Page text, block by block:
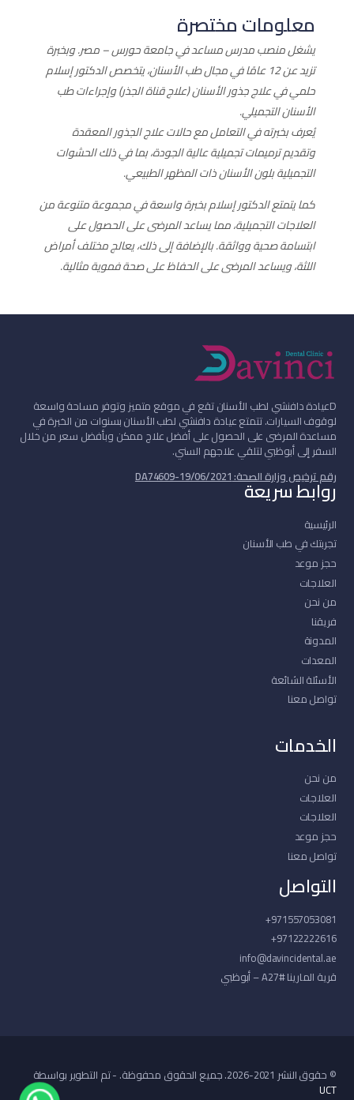
معلومات مختصرة
يشغل منصب مدرس مساعد في جامعة حورس – مصر. وبخبرة
تزيد عن 12 عامًا في مجال طب الأسنان، يتخصص الدكتور إسلام
حلمي في علاج جذور الأسنان (علاج قناة الجذر) وإجراءات طب
الأسنان التجميلي.
يُعرف بخبرته في التعامل مع حالات علاج الجذور المعقدة
وتقديم ترميمات تجميلية عالية الجودة، بما في ذلك الحشوات
التجميلية بلون الأسنان ذات المظهر الطبيعي.
كما يتمتع الدكتور إسلام بخبرة واسعة في مجموعة متنوعة من
العلاجات التجميلية، مما يساعد المرضى على الحصول على
ابتسامة صحية وواثقة. بالإضافة إلى ذلك، يعالج مختلف أمراض
اللثة، ويساعد المرضى على الحفاظ على صحة فموية مثالية.
التواصل
971557053081+
97122222616+
info@davincidental.ae
قرية المارينا #A27 – أبوظبي
الخدمات
من نحن
العلاجات
العلاجات
حجز موعد
تواصل معنا
روابط سريعة
الرئيسية
تجربتك في طب الأسنان
حجز موعد
العلاجات
من نحن
فريقنا
المدونة
المعدات
الأسئلة الشائعة
تواصل معنا
Dعيادة دافنشي لطب الأسنان تقع في موقع متميز وتوفر مساحة واسعة
لوقوف السيارات. تتمتع عيادة دافنشي لطب الأسنان بسنوات من الخبرة في
مساعدة المرضى على الحصول على أفضل علاج ممكن وبأفضل سعر من خلال
السفر إلى أبوظبي لتلقي علاجهم السني.
رقم ترخيص وزارة الصحة: DA74609-19/06/2021
© حقوق النشر 2021-2026. جميع الحقوق محفوظة. - تم التطوير بواسطة
UCT